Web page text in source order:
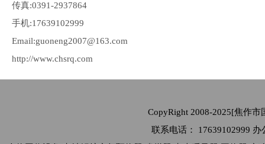
传真:0391-2937864
手机:17639102999
Email:guoneng2007@163.com
http://www.chsrq.com
CopyRight 2008-2025[焦作
联系电话： 17639102999